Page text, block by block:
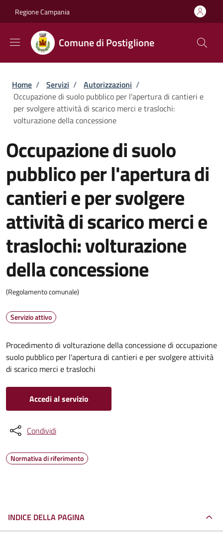
Regione Campania
Comune di Postiglione
Briciole di pane
Home / Servizi / Autorizzazioni /
Occupazione di suolo pubblico per l'apertura di cantieri e
per svolgere attività di scarico merci e traslochi:
volturazione della concessione
Occupazione di suolo
pubblico per l'apertura di
cantieri e per svolgere
attività di scarico merci e
traslochi: volturazione
della concessione
(Regolamento comunale)
Servizio attivo
Procedimento di volturazione della concessione di occupazione
suolo pubblico per l'apertura di cantieri e per svolgere attività
di scarico merci e traslochi
Accedi al servizio
Condividi
Normativa di riferimento
INDICE DELLA PAGINA